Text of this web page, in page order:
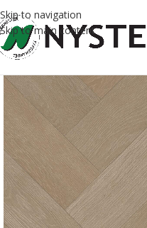
Skip to navigation
Skip to main content